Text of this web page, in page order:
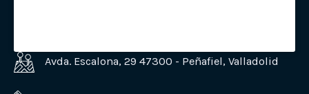
Avda. Escalona, 29 47300 - Peñafiel, Valladolid